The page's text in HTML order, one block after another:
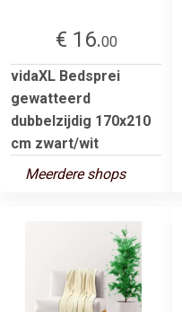
€ 16.00
vidaXL Bedsprei
gewatteerd
dubbelzijdig 170x210
cm zwart/wit
Meerdere shops